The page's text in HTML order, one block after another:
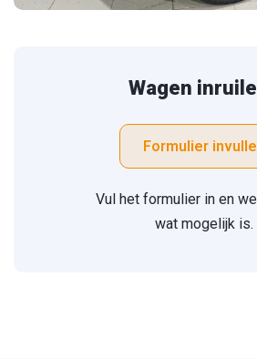
Wagen
Formulier
Vul het formulier in en
wat mogelijk is.